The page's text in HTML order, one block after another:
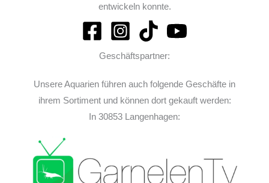
entwickeln konnte.
Geschäftspartner:
Unsere Aquarien führen auch folgende Geschäfte in
ihrem Sortiment und können dort gekauft werden:
In 30853 Langenhagen: